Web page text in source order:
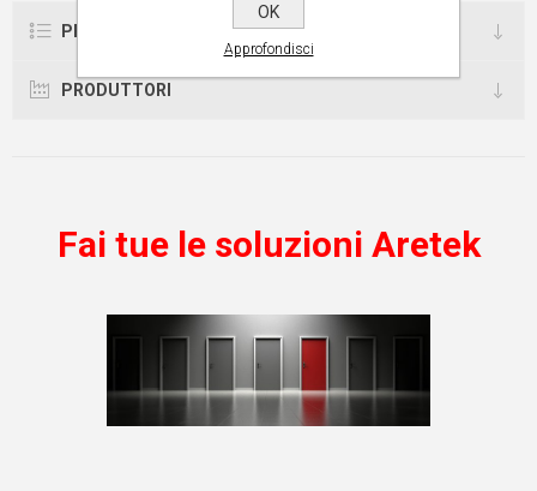
PROPOSTE ARETEK
PRODUTTORI
Fai tue le soluzioni Aretek
OK
Approfondisci